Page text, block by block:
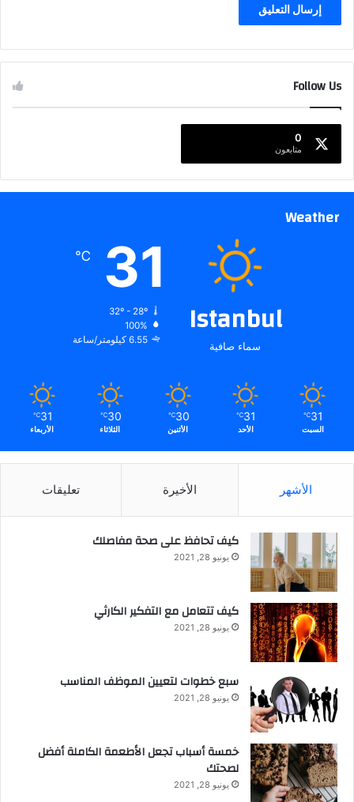
Follow Us
0
متابعون
Weather
Istanbul
سماء صافية
31
℃
32º - 28º
100%
6.55 كيلومتر/ساعة
31
℃
السبت
31
℃
الأحد
30
℃
الأثنين
30
℃
الثلاثاء
31
℃
الأربعاء
الأشهر الأخيرة تعليقات
كيف تحافظ على صحة مفاصلك
يونيو 28, 2021
كيف تتعامل مع التفكير الكارثي
يونيو 28, 2021
سبع خطوات لتعيين الموظف المناسب
يونيو 28, 2021
خمسة أسباب تجعل الأطعمة الكاملة أفضل
لصحتك
يونيو 28, 2021